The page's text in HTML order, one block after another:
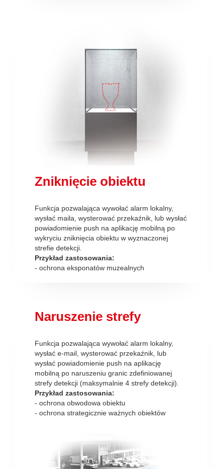
Zniknięcie obiektu
Funkcja pozwalająca wywołać alarm lokalny,
wysłać maila, wysterować przekaźnik, lub wysłać
powiadomienie push na aplikację mobilną po
wykryciu zniknięcia obiektu w wyznaczonej
strefie detekcji.
Przykład zastosowania:
- ochrona eksponatów muzealnych
Naruszenie strefy
Funkcja pozwalająca wywołać alarm lokalny,
wysłać e-mail, wysterować przekaźnik, lub
wysłać powiadomienie push na aplikację
mobilną po naruszeniu granic zdefiniowanej
strefy detekcji (maksymalnie 4 strefy detekcji).
Przykład zastosowania:
- ochrona obwodowa obiektu
- ochrona strategicznie ważnych obiektów